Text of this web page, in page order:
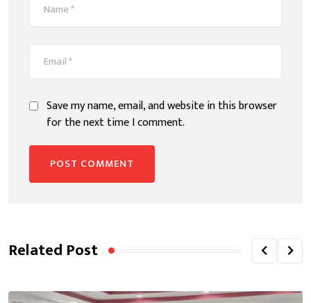
Save my name, email, and website in this browser
for the next time I comment.
Related Post